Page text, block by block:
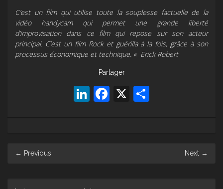
C’est un film qui utilise toute la souplesse factuelle de la
vidéo handycam qui permet une grande liberté
d’improvisation dans ce film qui repose sur son acteur
principal. C’est un film Rock et guérilla à la fois, grâce à son
processus économique et technique. « Erick Robert
Partager
LinkedIn
Facebook
X
navigation
← Previous Next →